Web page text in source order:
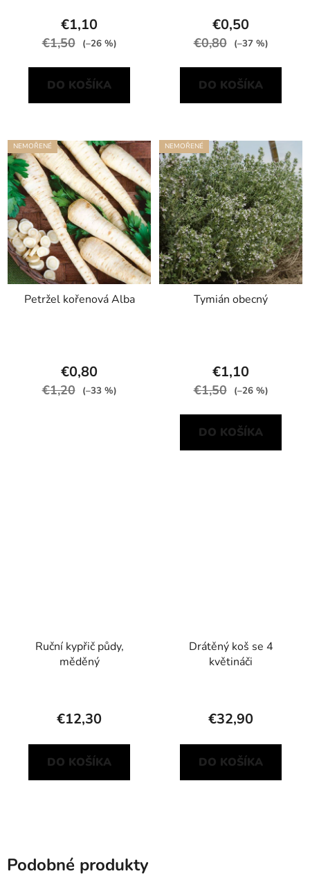
€1,10
€1,50 (–26 %)
DO KOŠÍKA
€0,50
€0,80 (–37 %)
DO KOŠÍKA
NEMOŘENÉ
Petržel kořenová Alba
€0,80
€1,20 (–33 %)
NEMOŘENÉ
Tymián obecný
€1,10
€1,50 (–26 %)
DO KOŠÍKA
Ruční kypřič půdy,
měděný
€12,30
DO KOŠÍKA
Drátěný koš se 4
květináči
€32,90
DO KOŠÍKA
Podobné produkty